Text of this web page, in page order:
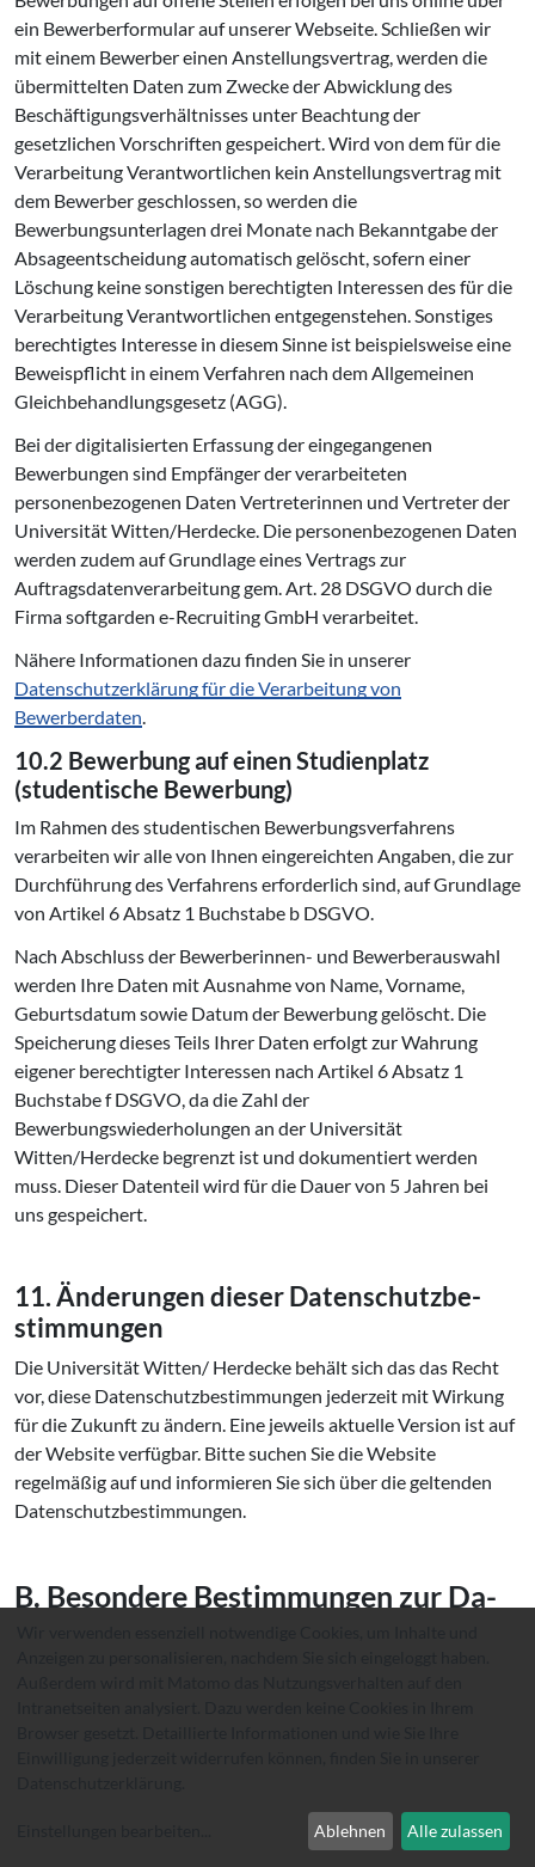
ein Bewerberformular auf unserer Webseite. Schließen wir
mit einem Bewerber einen Anstellungsvertrag, werden die
übermittelten Daten zum Zwecke der Abwicklung des
Beschäftigungsverhältnisses unter Beachtung der
gesetzlichen Vorschriften gespeichert. Wird von dem für die
Verarbeitung Verantwortlichen kein Anstellungsvertrag mit
dem Bewerber geschlossen, so werden die
Bewerbungsunterlagen drei Monate nach Bekanntgabe der
Absageentscheidung automatisch gelöscht, sofern einer
Löschung keine sonstigen berechtigten Interessen des für die
Verarbeitung Verantwortlichen entgegenstehen. Sonstiges
berechtigtes Interesse in diesem Sinne ist beispielsweise eine
Beweispflicht in einem Verfahren nach dem Allgemeinen
Gleichbehandlungsgesetz (AGG).
Bei der digitalisierten Erfassung der eingegangenen
Bewerbungen sind Empfänger der verarbeiteten
personenbezogenen Daten Vertreterinnen und Vertreter der
Universität Witten/Herdecke. Die personenbezogenen Daten
werden zudem auf Grundlage eines Vertrags zur
Auftragsdatenverarbeitung gem. Art. 28 DSGVO durch die
Firma softgarden e-Recruiting GmbH verarbeitet.
Nähere Informationen dazu finden Sie in unserer
Datenschutzerklärung für die Verarbeitung von
Bewerberdaten.
10.2 Bewerbung auf einen Studienplatz
(studentische Bewerbung)
Im Rahmen des studentischen Bewerbungsverfahrens
verarbeiten wir alle von Ihnen eingereichten Angaben, die zur
Durchführung des Verfahrens erforderlich sind, auf Grundlage
von Artikel 6 Absatz 1 Buchstabe b DSGVO.
Nach Abschluss der Bewerberinnen- und Bewerberauswahl
werden Ihre Daten mit Ausnahme von Name, Vorname,
Geburtsdatum sowie Datum der Bewerbung gelöscht. Die
Speicherung dieses Teils Ihrer Daten erfolgt zur Wahrung
eigener berechtigter Interessen nach Artikel 6 Absatz 1
Buchstabe f DSGVO, da die Zahl der
Bewerbungswiederholungen an der Universität
Witten/Herdecke begrenzt ist und dokumentiert werden
muss. Dieser Datenteil wird für die Dauer von 5 Jahren bei
uns gespeichert.
11. Änderungen dieser Da­ten­schutz­be­
stim­mun­gen
Die Universität Witten/ Herdecke behält sich das das Recht
vor, diese Datenschutzbestimmungen jederzeit mit Wirkung
für die Zukunft zu ändern. Eine jeweils aktuelle Version ist auf
der Website verfügbar. Bitte suchen Sie die Website
regelmäßig auf und informieren Sie sich über die geltenden
Datenschutzbestimmungen.
B. Besondere Be­stim­mun­gen zur Da­
Wir nutzen im Intranet das Open-Source-Software-Tool
Matomo (ehemals PIWIK) zur Analyse des Surfverhaltens
Ablehnen Alle zulassen